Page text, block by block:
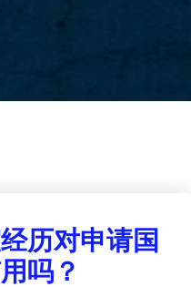
历对申请国
吗？